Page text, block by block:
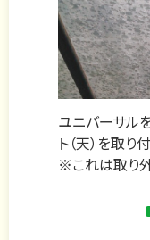
ユニバーサル
ト（天）を取り
※これは取り外